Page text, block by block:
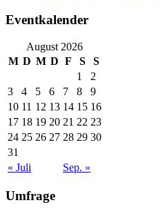
Eventkalender
August 2026
M D M D F S
S
1
2
3
4 5 6 7 8
9
10 11 12 13 14 15 16
17 18 19 20 21 22 23
24 25 26 27 28 29 30
31
« Juli
Sep. »
Umfrage